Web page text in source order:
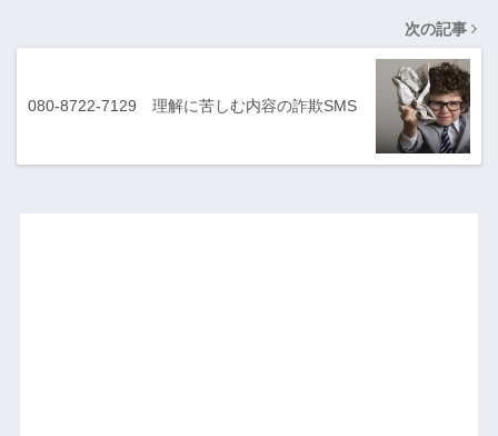
次の記事
080-8722-7129 理解に苦しむ内容の詐欺SMS